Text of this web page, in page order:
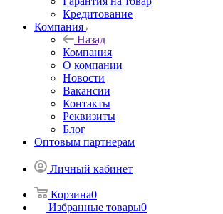
Кредитование
Компания
Назад
Компания
О компании
Новости
Вакансии
Контакты
Реквизиты
Блог
Оптовым партнерам
Личный кабинет
Корзина0
Избранные товары0